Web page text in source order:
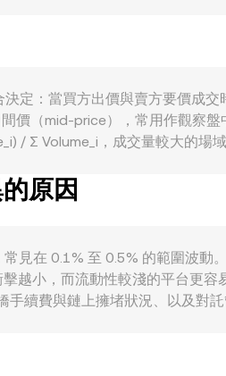
系反映到 PAB，使 WBTC/PAB
變化、對託管與包裝資產的合
流動性池再平衡，都會在短期
定：當買方出價與賣方要價成
價（mid-price），常用作觀察
/ Σ Volume_i，成交量較大的
x × y = k 的恆定乘積模型，當
定或路由關係間接影響 WBTC/
原因
見在 0.1% 至 0.5% 的範圍波
越小，而流動性較淺的平台更
續費與鏈上擁堵狀況、以及對